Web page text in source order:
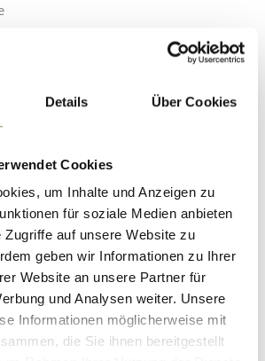
Details Über Cookies
Cookies
um Inhalte und Anzeigen zu
für soziale Medien anbieten
Zugriffe auf unsere Website zu
geben wir Informationen zu Ihrer
Website an unsere Partner für
und Analysen weiter. Unsere
Informationen möglicherweise mit
die Sie ihnen bereitgestellt
mit dem Zucker in den
20 Minuten leicht köcheln lassen.
Durch ein feines Tuch seihen
abfüllen. Kühl und dunkel lagern.
Zitronenabrieb und einem Blatt
Sommer-Drink.